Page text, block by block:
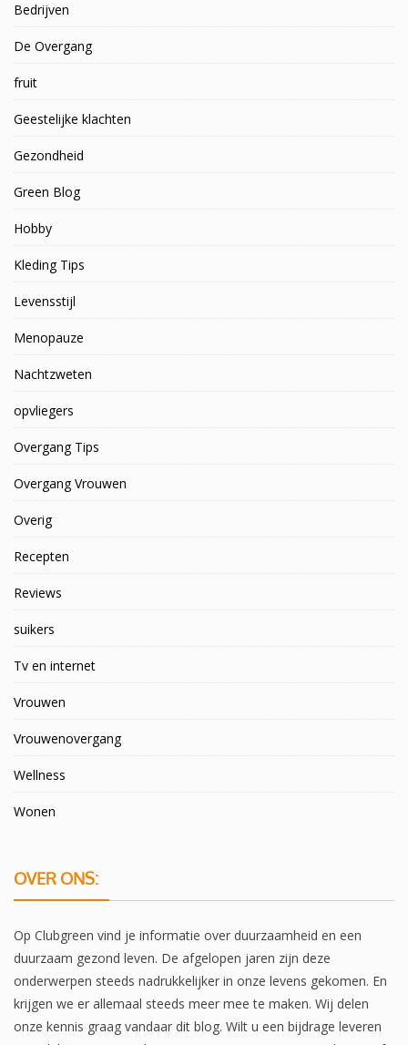
Bedrijven
De Overgang
fruit
Geestelijke klachten
Gezondheid
Green Blog
Hobby
Kleding Tips
Levensstijl
Menopauze
Nachtzweten
opvliegers
Overgang Tips
Overgang Vrouwen
Overig
Recepten
Reviews
suikers
Tv en internet
Vrouwen
Vrouwenovergang
Wellness
Wonen
OVER ONS:
Op Clubgreen vind je informatie over duurzaamheid en een
duurzaam gezond leven. De afgelopen jaren zijn deze
onderwerpen steeds nadrukkelijker in onze levens gekomen. En
krijgen we er allemaal steeds meer mee te maken. Wij delen
onze kennis graag vandaar dit blog. Wilt u een bijdrage leveren